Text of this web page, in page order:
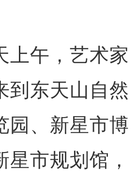
午，艺术家
到东天山自然
园、新星市博
星市规划馆，